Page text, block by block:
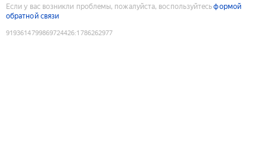
Если у вас возникли проблемы, пожалуйста, воспользуйтесьформой
обратной связи
9193614799869724426:1786262977